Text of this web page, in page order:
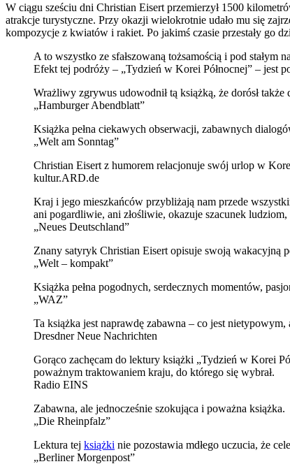
W ciągu sześciu dni Christian Eisert przemierzył 1500
atrakcje turystyczne. Przy okazji wielokrotnie udało mu się
kompozycje z kwiatów i rakiet. Po jakimś czasie przestały go
A to wszystko ze sfałszowaną tożsamością i pod stałym
Efekt tej podróży – „Tydzień w Korei Północnej” – jest
Wrażliwy zgrywus udowodnił tą książką, że dorósł
„Hamburger Abendblatt”
Książka pełna ciekawych obserwacji, zabawnych
„Welt am Sonntag”
Christian Eisert z humorem relacjonuje swój urlop w
kultur.ARD.de
Kraj i jego mieszkańców przybliżają nam przede
ani pogardliwie, ani złośliwie, okazuje szacunek
„Neues Deutschland”
Znany satyryk Christian Eisert opisuje swoją wakacyjną
„Welt – kompakt”
Książka pełna pogodnych, serdecznych momentów,
„WAZ”
Ta książka jest naprawdę zabawna – co jest
Dresdner Neue Nachrichten
Gorąco zachęcam do lektury książki „Tydzień w Korei
poważnym traktowaniem kraju, do którego się wybrał.
Radio EINS
Zabawna, ale jednocześnie szokująca i poważna książka.
„Die Rheinpfalz”
Lektura tej książki nie pozostawia mdłego uczucia, że
„Berliner Morgenpost”